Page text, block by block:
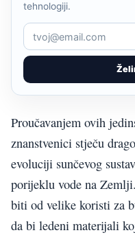
tehnologiji.
Proučavanjem ovih
znanstvenici stječu
evoluciji sunčevog
porijeklu vode na
biti od velike koristi za
da bi ledeni materijali